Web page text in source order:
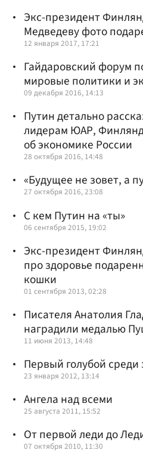
Экс-президент
Медведеву фото
12 января 2017, 17:21
Гайдаровский форум
мировые политики и
09 декабря 2016, 14:13
Путин детально
лидерам ЮАР,
об экономике России
28 октября 2016, 14:48
«Будущее не зовет, а
27 октября 2016, 23:08
С кем Путин на «ты»
06 сентября 2015, 19:02
Экс-президент
про здоровье
кошки
01 сентября 2013, 02:28
Писателя Анатолия
наградили медалью
11 июня 2013, 14:48
Первый голубой среди
23 января 2012, 13:14
Ангела над всеми
25 августа 2011, 15:52
От первой леди до
07 октября 2010, 11:30